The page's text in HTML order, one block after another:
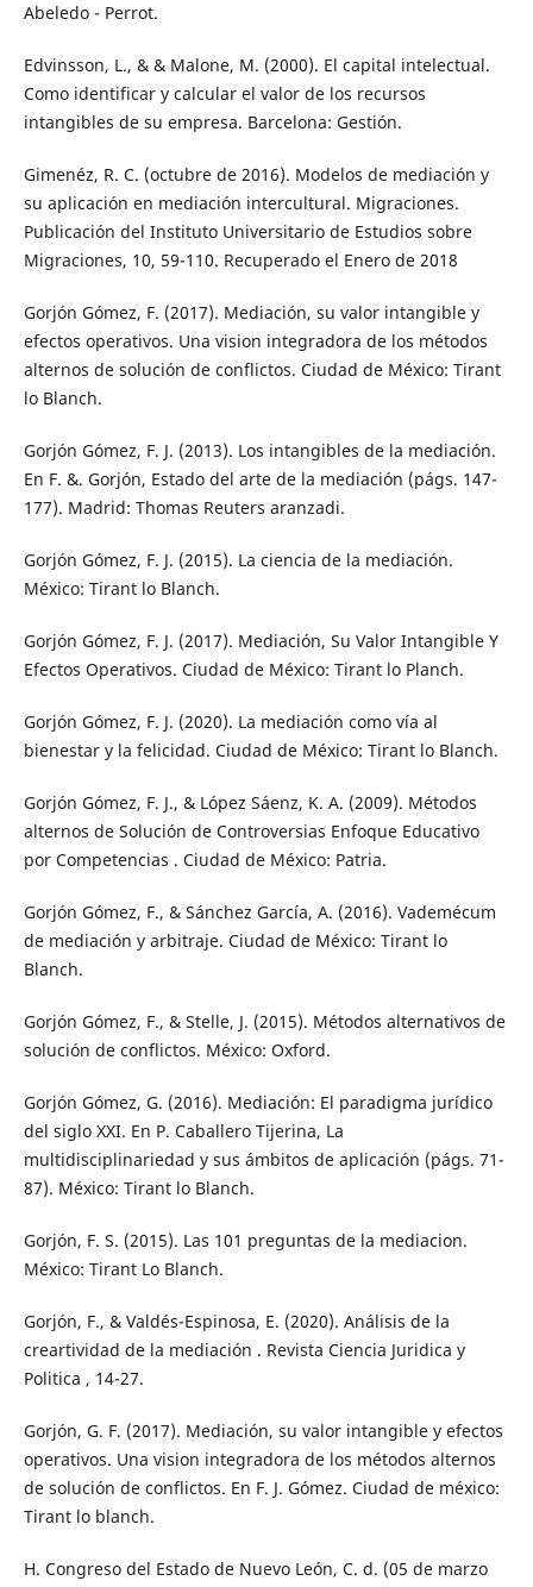
Abeledo - Perrot.
Edvinsson, L., & & Malone, M. (2000). El capital intelectual.
Como identificar y calcular el valor de los recursos
intangibles de su empresa. Barcelona: Gestión.
Gimenéz, R. C. (octubre de 2016). Modelos de mediación y
su aplicación en mediación intercultural. Migraciones.
Publicación del Instituto Universitario de Estudios sobre
Migraciones, 10, 59-110. Recuperado el Enero de 2018
Gorjón Gómez, F. (2017). Mediación, su valor intangible y
efectos operativos. Una vision integradora de los métodos
alternos de solución de conflictos. Ciudad de México: Tirant
lo Blanch.
Gorjón Gómez, F. J. (2013). Los intangibles de la mediación.
En F. &. Gorjón, Estado del arte de la mediación (págs. 147-
177). Madrid: Thomas Reuters aranzadi.
Gorjón Gómez, F. J. (2015). La ciencia de la mediación.
México: Tirant lo Blanch.
Gorjón Gómez, F. J. (2017). Mediación, Su Valor Intangible Y
Efectos Operativos. Ciudad de México: Tirant lo Planch.
Gorjón Gómez, F. J. (2020). La mediación como vía al
bienestar y la felicidad. Ciudad de México: Tirant lo Blanch.
Gorjón Gómez, F. J., & López Sáenz, K. A. (2009). Métodos
alternos de Solución de Controversias Enfoque Educativo
por Competencias . Ciudad de México: Patria.
Gorjón Gómez, F., & Sánchez García, A. (2016). Vademécum
de mediación y arbitraje. Ciudad de México: Tirant lo
Blanch.
Gorjón Gómez, F., & Stelle, J. (2015). Métodos alternativos de
solución de conflictos. México: Oxford.
Gorjón Gómez, G. (2016). Mediación: El paradigma jurídico
del siglo XXI. En P. Caballero Tijerina, La
multidisciplinariedad y sus ámbitos de aplicación (págs. 71-
87). México: Tirant lo Blanch.
Gorjón, F. S. (2015). Las 101 preguntas de la mediacion.
México: Tirant Lo Blanch.
Gorjón, F., & Valdés-Espinosa, E. (2020). Análisis de la
creartividad de la mediación . Revista Ciencia Juridica y
Politica , 14-27.
Gorjón, G. F. (2017). Mediación, su valor intangible y efectos
operativos. Una vision integradora de los métodos alternos
de solución de conflictos. En F. J. Gómez. Ciudad de méxico:
Tirant lo blanch.
H. Congreso del Estado de Nuevo León, C. d. (05 de marzo